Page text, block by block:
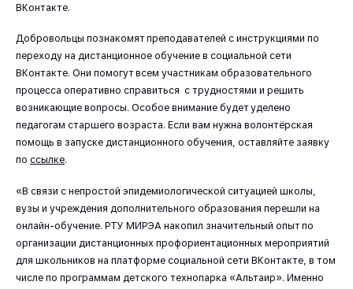
ВКонтакте.
Добровольцы познакомят преподавателей с инструкциями по
переходу на дистанционное обучение в социальной сети
ВКонтакте. Они помогут всем участникам образовательного
процесса оперативно справиться с трудностями и решить
возникающие вопросы. Особое внимание будет уделено
педагогам старшего возраста. Если вам нужна волонтёрская
помощь в запуске дистанционного обучения, оставляйте заявку
по ссылке.
«В связи с непростой эпидемиологической ситуацией школы,
вузы и учреждения дополнительного образования перешли на
онлайн-обучение. РТУ МИРЭА накопил значительный опыт по
организации дистанционных профориентационных мероприятий
для школьников на платформе социальной сети ВКонтакте, в том
числе по программам детского технопарка «Альтаир». Именно